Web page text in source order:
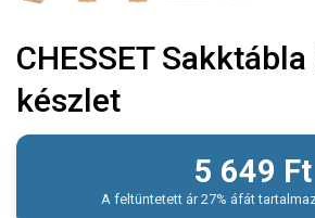
CHESSET
készlet
5 649 Ft
A feltüntetett ár 27% áfát